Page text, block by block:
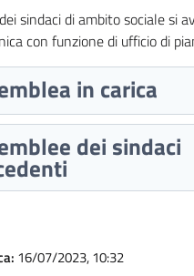
sindaci di ambito sociale si
con funzione di ufficio di
in carica
dei sindaci
16/07/2023, 10:32